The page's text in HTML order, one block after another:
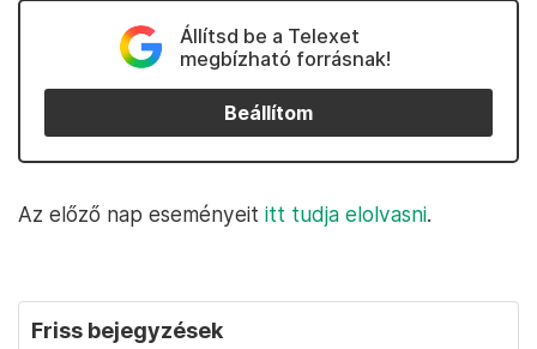
Állítsd be a Telexet
megbízható forrásnak!
Beállítom
Az előző nap eseményeit itt tudja elolvasni.
Friss bejegyzések